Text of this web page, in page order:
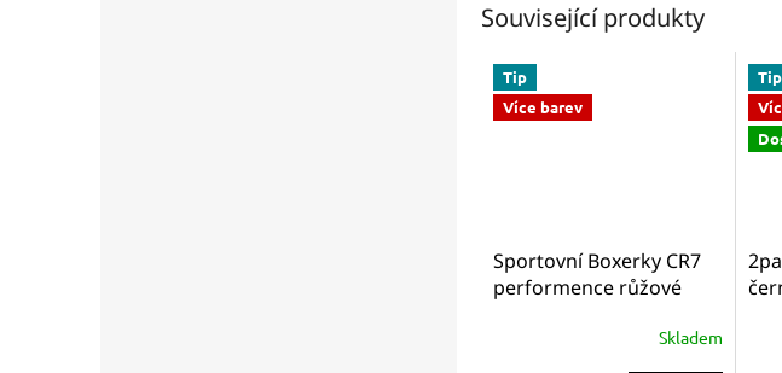
Související produkty
Tip
Více barev
Sportovní Boxerky CR7
performence růžové
Skladem
Tip